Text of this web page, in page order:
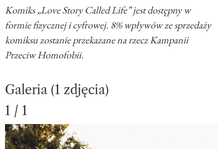
Komiks „Love Story Called Life” jest dostępny w
formie fizycznej i cyfrowej. 8% wpływów ze sprzedaży
komiksu zostanie przekazane na rzecz Kampanii
Przeciw Homofobii.
Galeria (1 zdjęcia)
1 / 1